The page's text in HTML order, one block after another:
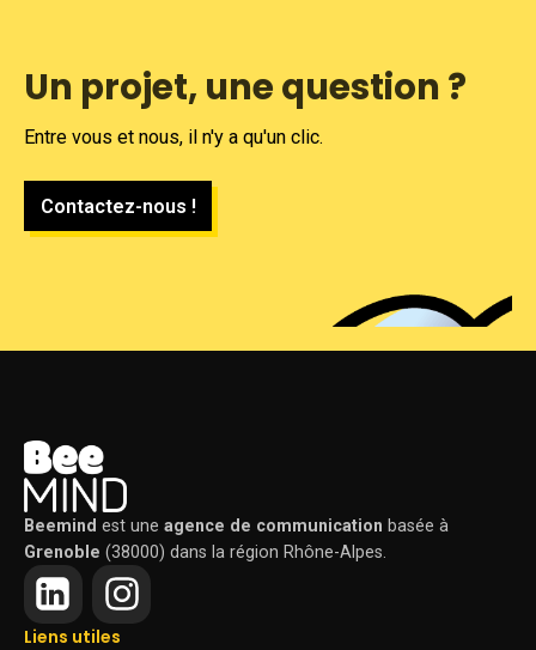
Un projet, une question ?
Entre vous et nous, il n'y a qu'un clic.
Contactez-nous !
Beemind est une agence de communication basée à
Grenoble (38000) dans la région Rhône-Alpes.
Liens utiles